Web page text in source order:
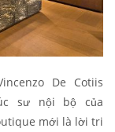
De Cotiis
sư nội bộ của
mới là lời tri